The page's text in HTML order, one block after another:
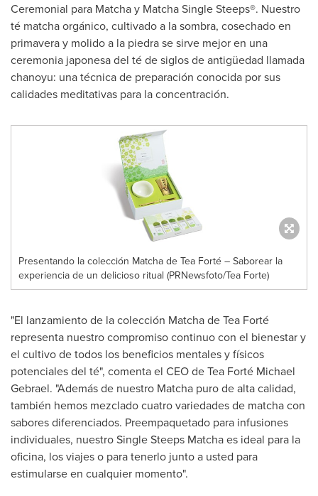
Ceremonial para Matcha y Matcha Single Steeps®. Nuestro
té matcha orgánico, cultivado a la sombra, cosechado en
primavera y molido a la piedra se sirve mejor en una
ceremonia japonesa del té de siglos de antigüedad llamada
chanoyu: una técnica de preparación conocida por sus
calidades meditativas para la concentración.
Presentando la colección Matcha de Tea Forté – Saborear la
experiencia de un delicioso ritual (PRNewsfoto/Tea Forte)
"El lanzamiento de la colección Matcha de Tea Forté
representa nuestro compromiso continuo con el bienestar y
el cultivo de todos los beneficios mentales y físicos
potenciales del té", comenta el CEO de Tea Forté Michael
Gebrael. "Además de nuestro Matcha puro de alta calidad,
también hemos mezclado cuatro variedades de matcha con
sabores diferenciados. Preempaquetado para infusiones
individuales, nuestro Single Steeps Matcha es ideal para la
oficina, los viajes o para tenerlo junto a usted para
estimularse en cualquier momento".